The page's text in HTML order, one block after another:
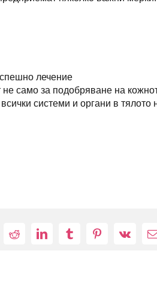
лечение
само за подобряване на
системи и органи в тялото
RedditLinkedInTumblrPinterest
Vk